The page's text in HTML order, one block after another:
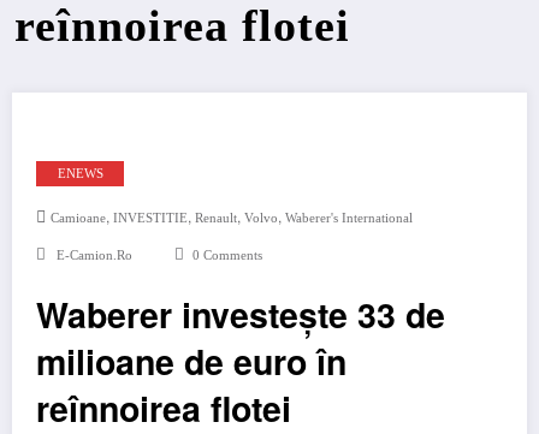
reînnoirea flotei
ENEWS
Camioane, INVESTITIE, Renault, Volvo, Waberer's International
E-Camion.ro 0 Comments
Waberer investește 33 de
milioane de euro în
reînnoirea flotei